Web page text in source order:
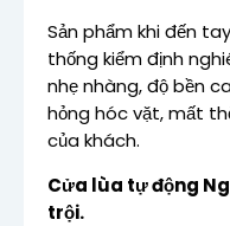
Sản phẩm khi đến
thống kiểm định
nhẹ nhàng, độ bền
hỏng hóc vặt, mất
của khách.
Cửa lùa tự động
trội.